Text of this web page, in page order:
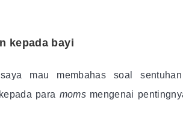
kepada bayi
saya mau membahas soal
para momsmengenai